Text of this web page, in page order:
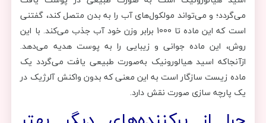
می‌گردد؛ و می‌تواند مولکول‌های آب را به بدن متصل کند، گفتنی
است که این ماده تا 1000 برابر وزن خود آب جذب می‌کند. با این
روش، این ماده جوانی و زیبایی را به پوست هدیه می‌دهد.
ازآنجاکه اسید هیالورونیک به‌صورت طبیعی یافت می‌گردد یک
ماده زیست سازگار است به این معنی که بدون واکنش آلرژیک در
یک پارچه سازی صورت نقش دارد.